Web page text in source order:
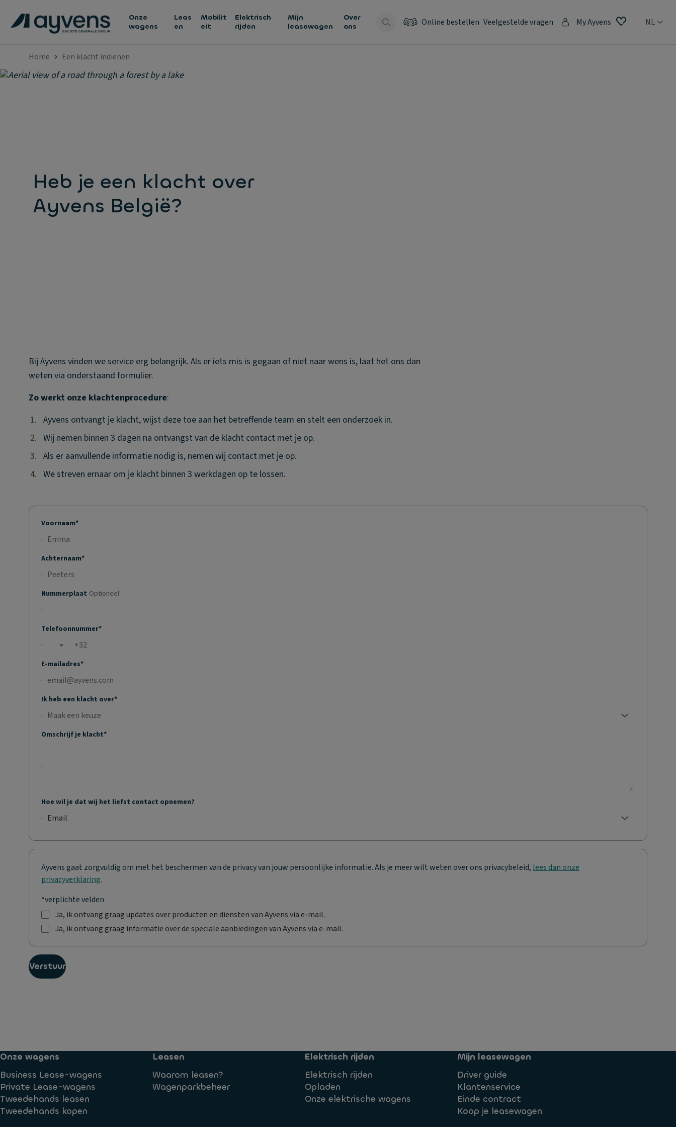
Onze
wagens
Leas
en
Mobilit
eit
Elektrisch
rijden
Mijn
leasewagen
Over
ons
Online bestellen Veelgestelde vragen My Ayvens NL
Home Een klacht indienen
Heb je een klacht over
Ayvens België?
Bij Ayvens vinden we service erg belangrijk. Als er iets mis is gegaan of niet naar wens is, laat het ons dan
weten via onderstaand formulier.
Zo werkt onze klachtenprocedure:
1.
1. Ayvens ontvangt je klacht, wijst deze toe aan het betreffende team en stelt een onderzoek in.
2.
2. Wij nemen binnen 3 dagen na ontvangst van de klacht contact met je op.
3.
3. Als er aanvullende informatie nodig is, nemen wij contact met je op.
4.
4. We streven ernaar om je klacht binnen 3 werkdagen op te lossen.
Voornaam*
Achternaam*
Nummerplaat Optioneel
Telefoonnummer*
Open country list
E-mailadres*
Ik heb een klacht over*
No selection;Maak een keuze
Maak een keuze
Omschrijf je klacht*
Hoe wil je dat wij het liefst contact opnemen?
Selected: Email
Email
Ayvens gaat zorgvuldig om met het beschermen van de privacy van jouw persoonlijke informatie. Als je meer wilt weten over ons privacybeleid, lees dan onze
privacyverklaring.
*verplichte velden
J
a
,
i
k
r
a
g
u
d
Ja, ik ontvang graag updates over producten en diensten van Ayvens via e-mail.
a
i
k
g
g
a
a
g
i
Ja, ik ontvang graag informatie over de speciale aanbiedingen van Ayvens via e-mail.
Verstuur
Onze wagens
Business Lease-wagens
Private Lease-wagens
Tweedehands leasen
Tweedehands kopen
Leasen
Waarom leasen?
Wagenparkbeheer
Elektrisch rijden
Elektrisch rijden
Opladen
Onze elektrische wagens
Mijn leasewagen
Driver guide
Klantenservice
Einde contract
Koop je leasewagen